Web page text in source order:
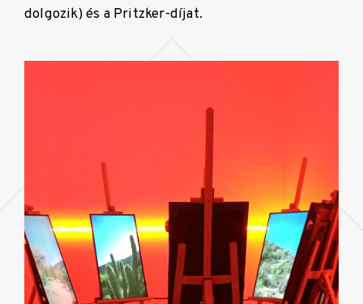
dolgozik) és a Pritzker-díjat.